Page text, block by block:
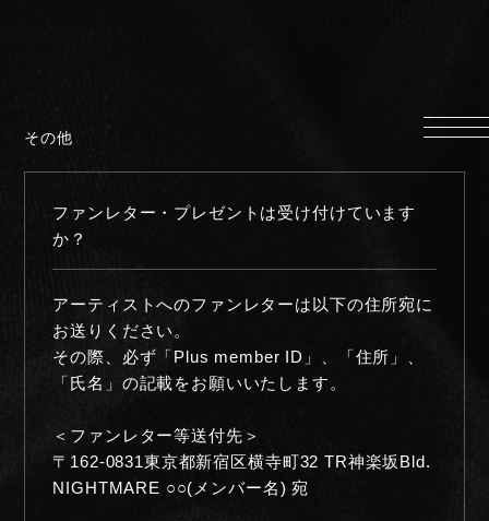
PROFILE
DISCOGRAPHY
LYRICS
GOODS
伊達漢
その他
ファンレター・プレゼントは受け付けています
か？
アーティストへのファンレターは以下の住所宛に
お送りください。
その際、必ず「Plus member ID」、「住所」、
「氏名」の記載をお願いいたします。
＜ファンレター等送付先＞
〒162-0831東京都新宿区横寺町32 TR神楽坂Bld.
NIGHTMARE ○○(メンバー名) 宛